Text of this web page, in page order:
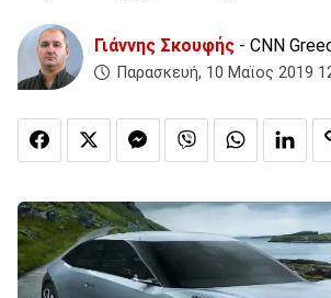
Γιάννης Σκουφής - CNN
Παρασκευή, 10 Μαϊος 2019